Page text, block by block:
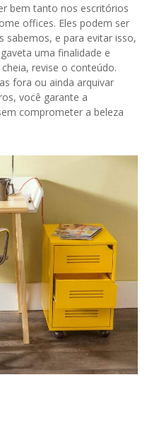
bem tanto nos escritórios
offices. Eles podem ser
sabemos, e para evitar isso,
uma finalidade e
revise o conteúdo.
fora ou ainda arquivar
você garante a
comprometer a beleza